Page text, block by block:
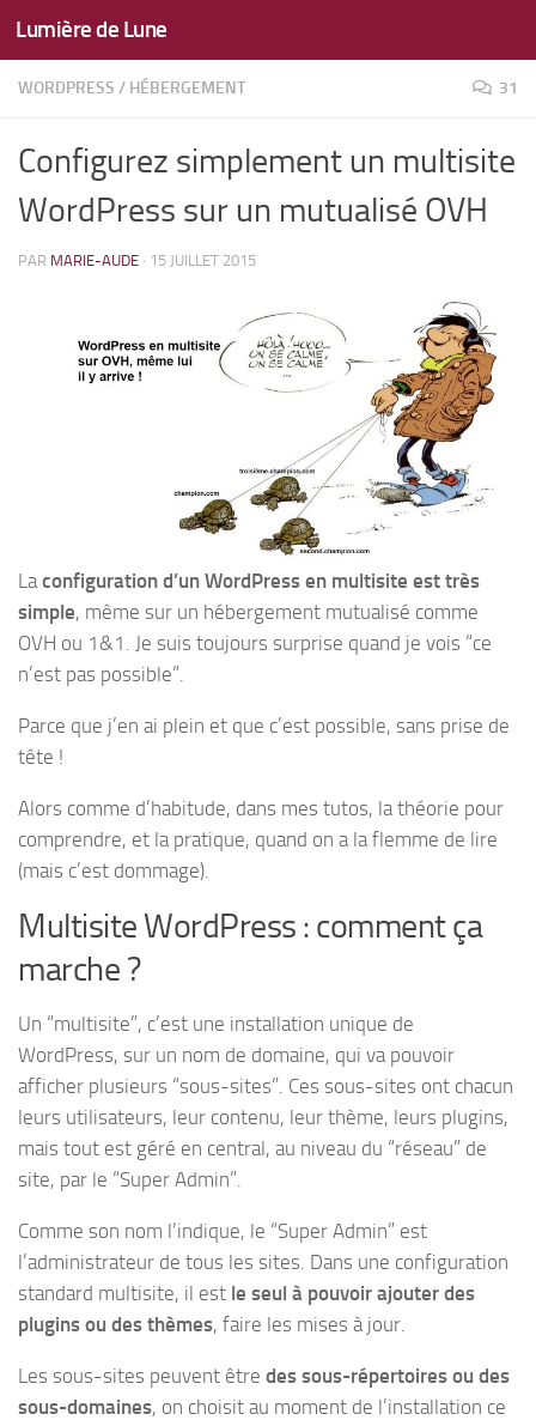
Skip to content
Lumière de Lune
WORDPRESS / HÉBERGEMENT 31
Configurez simplement un multisite
WordPress sur un mutualisé OVH
PAR MARIE-AUDE · 15 JUILLET 2015
Laconfiguration d’un WordPress en multisite est très
simple, même sur un hébergement mutualisé comme
OVH ou 1&1. Je suis toujours surprise quand je vois “ce
n’est pas possible”.
Parce que j’en ai plein et que c’est possible, sans prise de
tête !
Alors comme d’habitude, dans mes tutos, la théorie pour
comprendre, et la pratique, quand on a la flemme de lire
(mais c’est dommage).
Multisite WordPress : comment ça
marche ?
Un “multisite”, c’est une installation unique de
WordPress, sur un nom de domaine, qui va pouvoir
afficher plusieurs “sous-sites”. Ces sous-sites ont chacun
leurs utilisateurs, leur contenu, leur thème, leurs plugins,
mais tout est géré en central, au niveau du “réseau” de
site, par le “Super Admin”.
Comme son nom l’indique, le “Super Admin” est
l’administrateur de tous les sites. Dans une configuration
standard multisite, il est le seul à pouvoir ajouter des
plugins ou des thèmes, faire les mises à jour.
Les sous-sites peuvent être des sous-répertoires ou des
sous-domaines, on choisit au moment de l’installation ce